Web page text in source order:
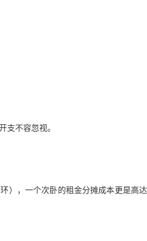
不容忽视。
），一个次卧的租金分摊成本更是高达